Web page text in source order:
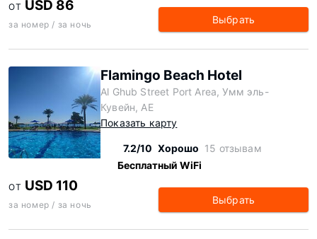
ОТ USD 86
за номер / за ночь Выбрать
Flamingo Beach Hotel
Al Ghub Street Port Area, Умм эль-
Кувейн, AE
Показать карту
7.2/10 Хорошо 15 отзывам
Бесплатный WiFi
ОТ USD 110
за номер / за ночь Выбрать